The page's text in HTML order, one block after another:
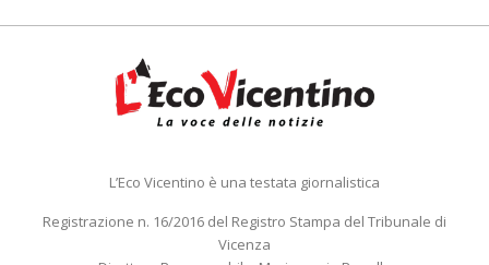
L’Eco Vicentino è una testata giornalistica
Registrazione n. 16/2016 del Registro Stampa del Tribunale di
Vicenza